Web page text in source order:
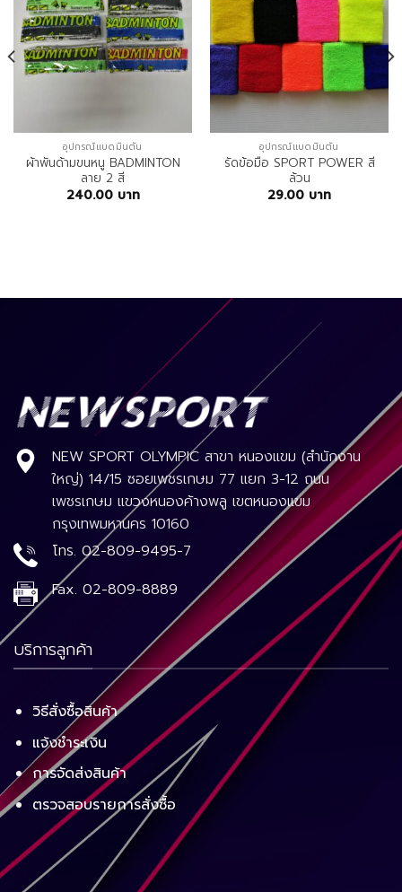
อุปกรณ์แบดมินตัน
ผ้าพันด้ามขนหนู BADMINTON
ลาย 2 สี
240.00 บาท
อุปกรณ์แบดมินตัน
รัดข้อมือ SPORT POWER สี
ล้วน
29.00 บาท
NEW SPORT OLYMPIC สาขา หนองแขม (สำนักงาน
ใหญ่) 14/15 ซอยเพชรเกษม 77 แยก 3-12 ถนน
เพชรเกษม แขวงหนองค้างพลู เขตหนองแขม
กรุงเทพมหานคร 10160
โทร. 02-809-9495-7
Fax. 02-809-8889
บริการลูกค้า
วิธีสั่งซื้อสินค้า
แจ้งชำระเงิน
การจัดส่งสินค้า
ตรวจสอบรายการสั่งซื้อ